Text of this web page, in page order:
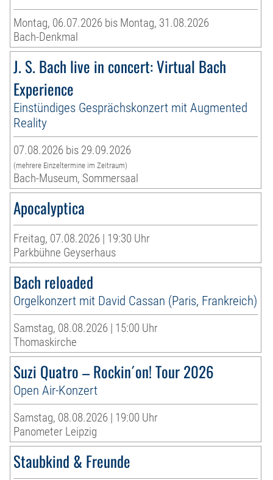
Montag, 06.07.2026 bis Montag, 31.08.2026
Bach-Denkmal
J. S. Bach live in concert: Virtual Bach
Experience
Einstündiges Gesprächskonzert mit Augmented
Reality
07.08.2026 bis 29.09.2026
(mehrere Einzeltermine im Zeitraum)
Bach-Museum, Sommersaal
Apocalyptica
Freitag, 07.08.2026 | 19:30 Uhr
Parkbühne Geyserhaus
Bach reloaded
Orgelkonzert mit David Cassan (Paris, Frankreich)
Samstag, 08.08.2026 | 15:00 Uhr
Thomaskirche
Suzi Quatro – Rockin´on! Tour 2026
Open Air-Konzert
Samstag, 08.08.2026 | 19:00 Uhr
Panometer Leipzig
Staubkind & Freunde